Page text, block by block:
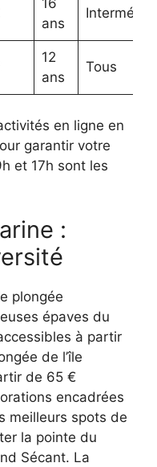
16
ans
12
ans
Tous
en ligne en
garantir votre
et 17h sont les
:
plongée
épaves du
à partir
de l’île
de 65 €
encadrées
meilleurs spots de
la pointe du
Sécant. La